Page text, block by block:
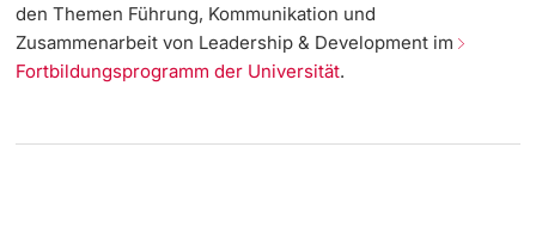
den Themen Führung, Kommunikation und
Zusammenarbeit von Leadership & Development im
Fortbildungsprogramm der Universität.